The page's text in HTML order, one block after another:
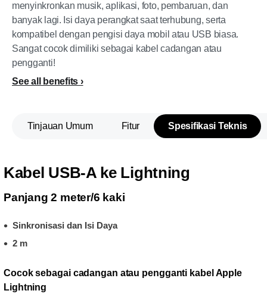
menyinkronkan musik, aplikasi, foto, pembaruan, dan
banyak lagi. Isi daya perangkat saat terhubung, serta
kompatibel dengan pengisi daya mobil atau USB biasa.
Sangat cocok dimiliki sebagai kabel cadangan atau
pengganti!
See all benefits
Tinjauan Umum Fitur Spesifikasi Teknis
Kabel USB-A ke Lightning
Panjang 2 meter/6 kaki
Sinkronisasi dan Isi Daya
2 m
Cocok sebagai cadangan atau pengganti kabel Apple
Lightning